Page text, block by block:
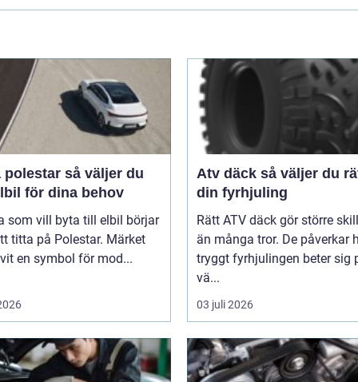
så väljer du
för dina behov
som vill byta till elbil börjar
titta på Polestar. Märket
en symbol för mod...
Atv däck så väljer du rätt för
din fyrhjuling
Rätt ATV däck gör större
än många tror. De påverkar
tryggt fyrhjulingen beter sig
vä...
03 juli 2026